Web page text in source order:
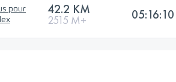
pour
42.2 KM
2515 M+ 05:16:10